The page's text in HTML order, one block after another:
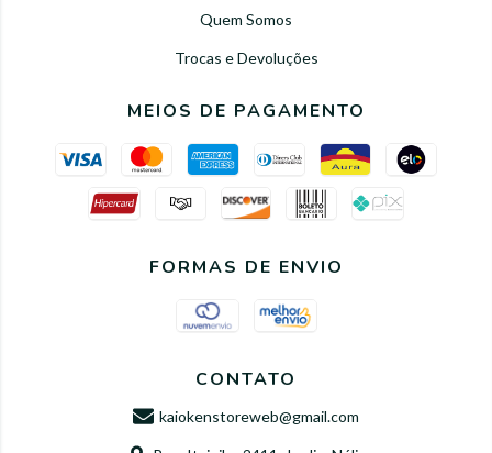
Quem Somos
Trocas e Devoluções
MEIOS DE PAGAMENTO
FORMAS DE ENVIO
CONTATO
kaiokenstoreweb@gmail.com